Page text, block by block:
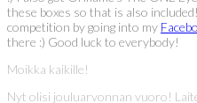
these boxes so that is also
competition by going into my
there :) Good luck to everybody!
Moikka kaikille!
Nyt olisi jouluarvonnan vuoro!